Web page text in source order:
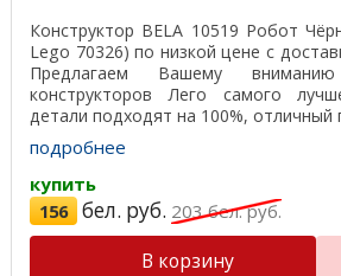
Конструктор BELA 10519 Робот
Lego 70326) по низкой цене с
Предлагаем Вашему
конструкторов Лего самого
детали подходят на 100%, отличный
подробнее
купить
156 бел. руб. 203бел. руб.
В корзину